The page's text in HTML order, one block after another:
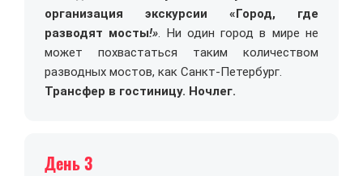
организация экскурсии «Город, где
разводят мосты!». Ни один город в мире не
может похвастаться таким количеством
разводных мостов, как Санкт-Петербург.
Трансфер в гостиницу. Ночлег.
День 3